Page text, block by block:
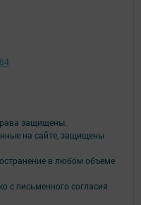
защищены.
на сайте, защищены
в любом объеме
с письменного согласия